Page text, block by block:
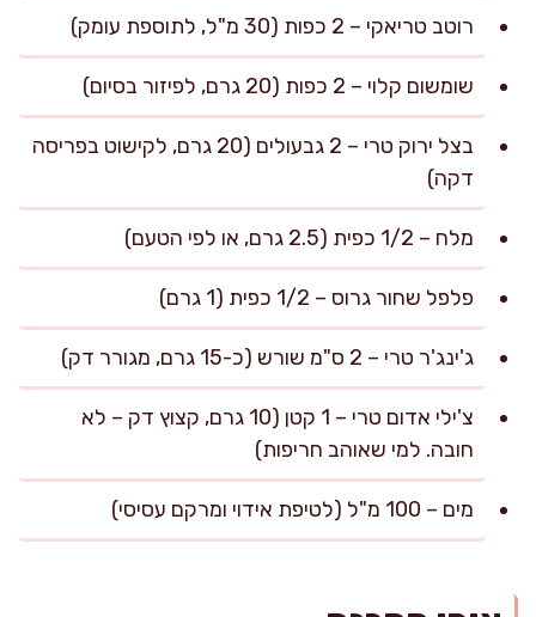
רוטב טריאקי – 2 כפות (30 מ"ל, לתוספת עומק)
שומשום קלוי – 2 כפות (20 גרם, לפיזור בסיום)
בצל ירוק טרי – 2 גבעולים (20 גרם, לקישוט בפריסה
דקה)
מלח – 1/2 כפית (2.5 גרם, או לפי הטעם)
פלפל שחור גרוס – 1/2 כפית (1 גרם)
ג'ינג'ר טרי – 2 ס"מ שורש (כ-15 גרם, מגורר דק)
צ'ילי אדום טרי – 1 קטן (10 גרם, קצוץ דק – לא
חובה. למי שאוהב חריפות)
מים – 100 מ"ל (לטיפת אידוי ומרקם עסיסי)